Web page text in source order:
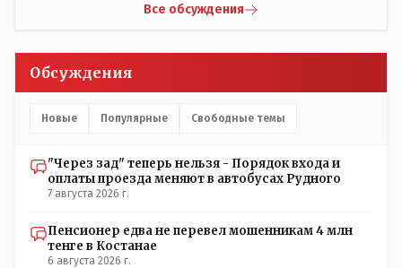
центре либо кто то из родственников сидит, либо
причинам, просто обстоятельства немного меняются по
сравнению с Назарбаевскими временами, власти
неизвестная в уравнении взаимоотношений власти и
Все обсуждения
Обсуждения
Новые Популярные Свободные темы
"Через зад" теперь нельзя - Порядок входа и
оплаты проезда меняют в автобусах Рудного
7 августа 2026 г.
Пенсионер едва не перевел мошенникам 4 млн
тенге в Костанае
6 августа 2026 г.